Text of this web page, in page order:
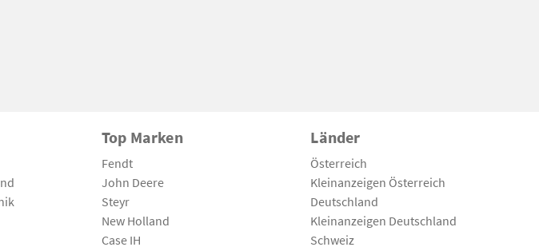
Top Marken
Fendt
John Deere
Steyr
New Holland
Case IH
Länder
Österreich
Kleinanzeigen Österreich
Deutschland
Kleinanzeigen Deutschland
Schweiz